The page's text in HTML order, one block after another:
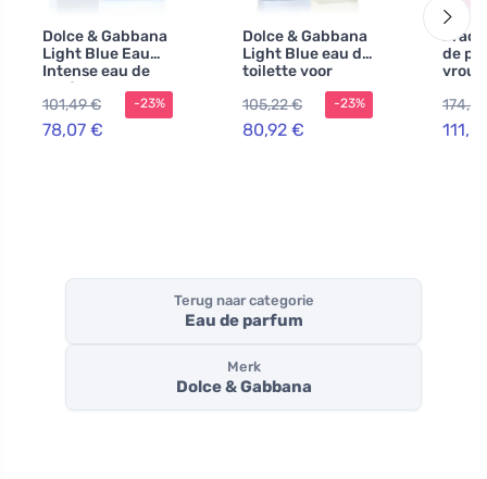
Dolce & Gabbana
Light Blue Eau
Intense eau de
parfum voor
vrouwen 100 ml
101,49 €
78,07 €
-23%
Dolce & Gabbana
Light Blue eau de
toilette voor
vrouwen 200 ml
105,22 €
80,92 €
-23%
de
Terug naar categorie
Eau de parfum
Merk
Dolce & Gabbana